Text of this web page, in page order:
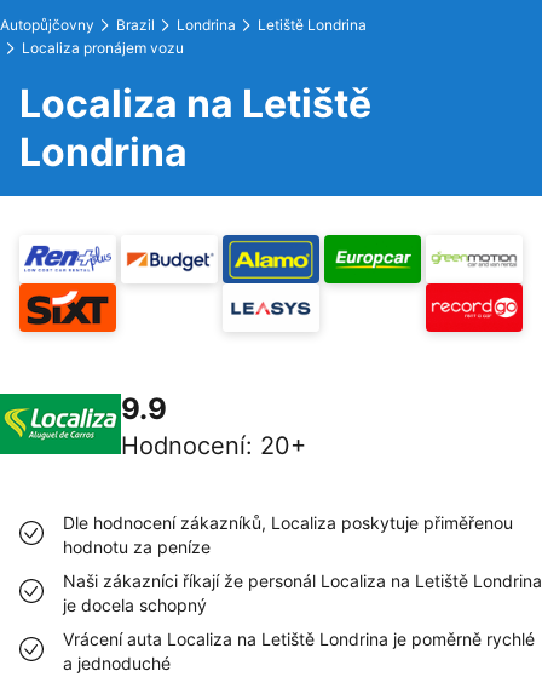
Autopůjčovny Brazil Londrina
Letiště Londrina
Localiza pronájem vozu
Localiza na Letiště
Londrina
9.9
Hodnocení: 20+
Dle hodnocení zákazníků, Localiza poskytuje přiměřenou
hodnotu za peníze
Naši zákazníci říkají že personál Localiza na Letiště Londrina
je docela schopný
Vrácení auta Localiza na Letiště Londrina je poměrně rychlé
a jednoduché